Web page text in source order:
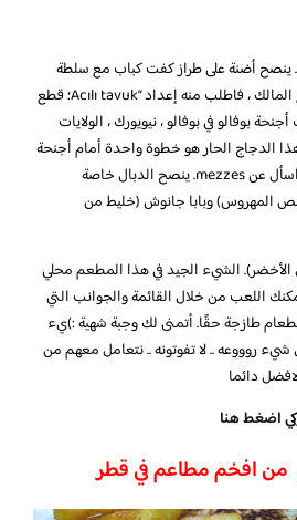
أضنة على طراز كفت كباب مع سلطة
البصل. إذا كنت تستطيع إقناع المالك ، فاطلب منه إعداد “Acılı tavuk؛ قطع
بوفالو في بوفالو ، نيويورك ، الولايات
الدجاج الحار هو خطوة واحدة أمام أجنحة
بوفالو. إذا كنت جائعًا فعليك اسأل عن mezzes. ينصح الدبال خاصة
المهروس) وبابا جانوش (خليط من
الشيء الجيد في هذا المطعم محلي
اللعب من خلال القائمة والجوانب التي
طازجة حقًا. أتمنى لك وجبة شهية :)يء
روووعه .. لا تفوتونه .. نتعامل معهم من
اضغط هنا